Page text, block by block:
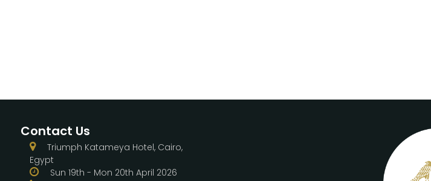
Contact Us
Triumph Katameya Hotel, Cairo,
Egypt
Sun 19th - Mon 20th April 2026